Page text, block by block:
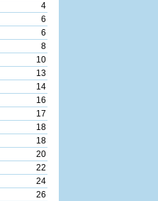
4
6
6
8
10
13
14
16
17
18
18
20
22
24
26